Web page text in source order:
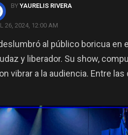
BY YAURELIS RIVERA
26, 2024, 12:00 AM
al público boricua en
y liberador. Su show,
vibrar a la audiencia. Entre